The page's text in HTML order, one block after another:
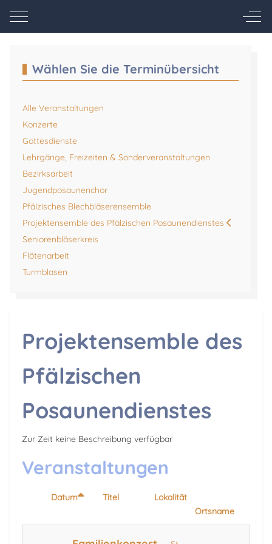
Mobile Menu Toggle Off-
Wählen Sie die Terminübersicht
Alle Veranstaltungen
Konzerte
Gottesdienste
Lehrgänge, Freizeiten & Sonderveranstaltungen
Bezirksarbeit
Jugendposaunenchor
Pfälzisches Blechbläserensemble
Projektensemble des Pfälzischen Posaunendienstes
Seniorenbläserkreis
Flötenarbeit
Turmblasen
Projektensemble des
Pfälzischen
Posaunendienstes
Zur Zeit keine Beschreibung verfügbar
Veranstaltungen
Datum Titel
Lokalität
Ortsname